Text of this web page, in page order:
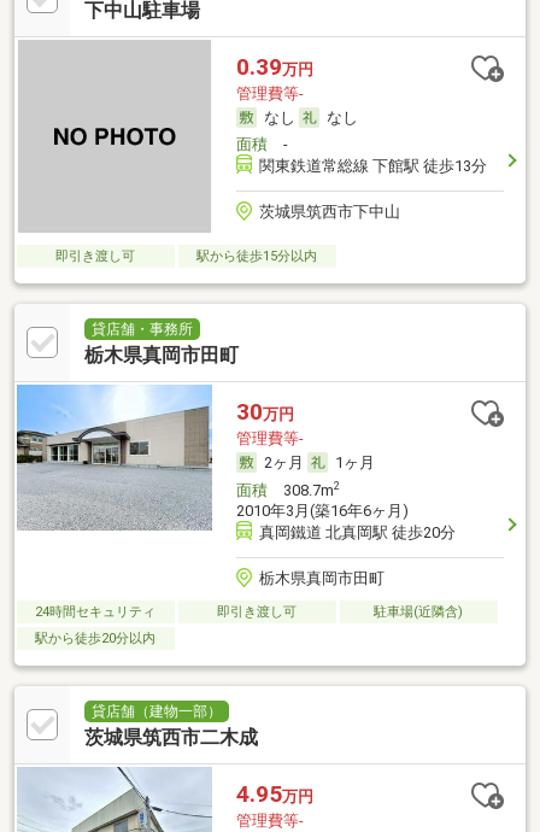
下中山駐車場
0.39万円
管理費等-
なし
なし
面積-
関東鉄道常総線 下館駅 徒歩13分
茨城県筑西市下中山
即引き渡し可 駅から徒歩15分以内
貸店舗・事務所
栃木県真岡市田町
30万円
管理費等-
2ヶ月
1ヶ月
面積308.7m2
2010年3月(築16年6ヶ月)
真岡鐵道 北真岡駅 徒歩20分
栃木県真岡市田町
24時間セキュリティ 即引き渡し可
駐車場(近隣含)
駅から徒歩20分以内
貸店舗（建物一部）
茨城県筑西市二木成
4.95万円
管理費等-